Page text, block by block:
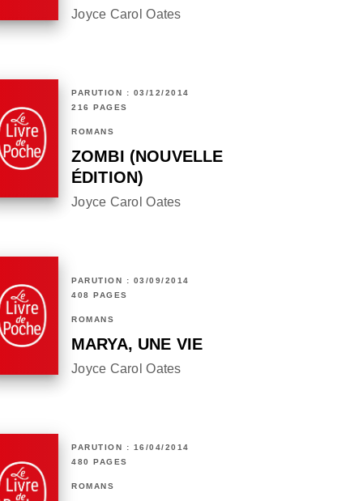
Joyce Carol Oates
PARUTION : 03/12/2014
216 PAGES
ROMANS
ZOMBI (NOUVELLE
ÉDITION)
Joyce Carol Oates
PARUTION : 03/09/2014
408 PAGES
ROMANS
MARYA, UNE VIE
Joyce Carol Oates
PARUTION : 16/04/2014
480 PAGES
ROMANS